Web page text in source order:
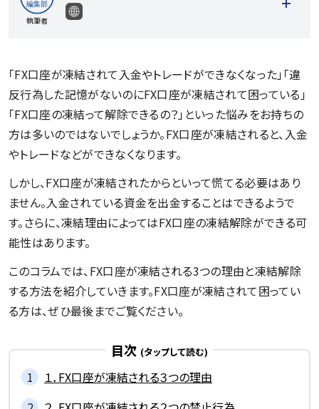
執筆者
記事一覧を見る
「FX口座が凍結されて入金やトレードができなくなった」「違
反行為した記憶がないのにFX口座が凍結されて困っている」
「FX口座の凍結って解除できるの？」といった悩みをお持ちの
方は多いのではないでしょうか。FX口座が凍結されると、入金
やトレードなどができなくなります。
しかし、FX口座が凍結されたからといって慌てる必要はあり
ません。入金されている資金を出金することはできるようで
す。さらに、凍結理由によってはFX口座の凍結解除ができる可
能性はあります。
このコラムでは、FX口座が凍結される3つの理由と凍結解除
する方法を紹介していきます。FX口座が凍結されて困ってい
る方は、ぜひ最後までご覧ください。
目次
１．FX口座が凍結される３つの理由